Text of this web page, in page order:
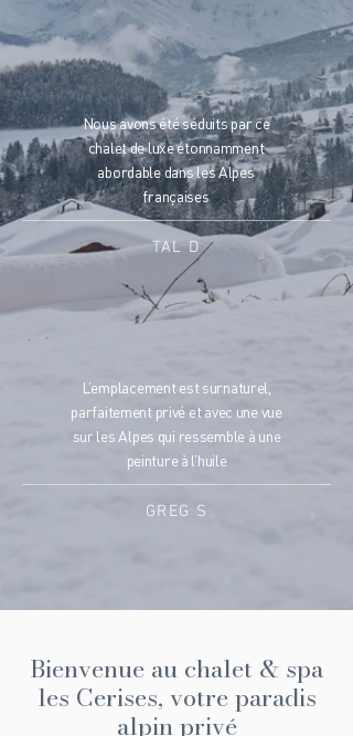
Nous avons été séduits par ce
chalet de luxe étonnamment
abordable dans les Alpes
françaises
TAL D
L’emplacement est surnaturel,
parfaitement privé et avec une vue
sur les Alpes qui ressemble à une
peinture à l’huile
GREG S
Bienvenue au chalet & spa
les Cerises, votre paradis
alpin privé